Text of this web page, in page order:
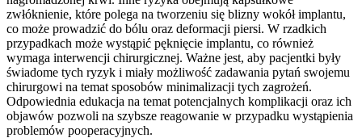
zwłóknienie, które polega na tworzeniu się blizny wokół implantu,
co może prowadzić do bólu oraz deformacji piersi. W rzadkich
przypadkach może wystąpić pęknięcie implantu, co również
wymaga interwencji chirurgicznej. Ważne jest, aby pacjentki były
świadome tych ryzyk i miały możliwość zadawania pytań swojemu
chirurgowi na temat sposobów minimalizacji tych zagrożeń.
Odpowiednia edukacja na temat potencjalnych komplikacji oraz ich
objawów pozwoli na szybsze reagowanie w przypadku wystąpienia
problemów pooperacyjnych.